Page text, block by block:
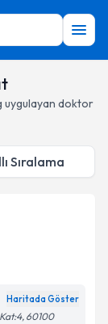
uygulayan doktor
Sıralama
Haritada Göster
60100